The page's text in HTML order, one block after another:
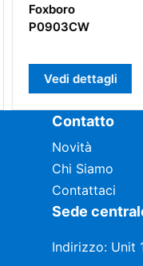
Vedi dettagli
Contatto
Novità
Chi Siamo
Contattaci
Sede
Indirizzo: Unit